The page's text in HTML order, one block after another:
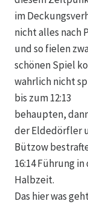
im
nicht alles nach
und so fielen
schönen Spiel
wahrlich nicht
bis zum 12:13
behaupten,
der Eldedörfler
Bützow
16:14 Führung in
Halbzeit.
Das hier was